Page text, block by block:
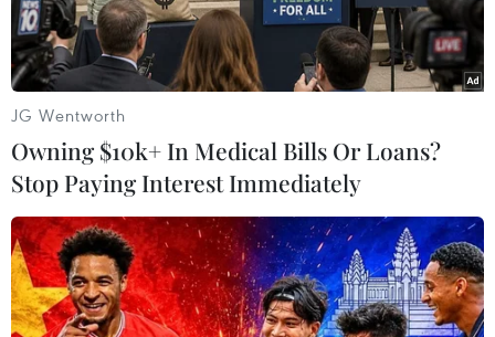
JG Wentworth
Owning $10k+ In Medical Bills Or Loans?
Stop Paying Interest Immediately